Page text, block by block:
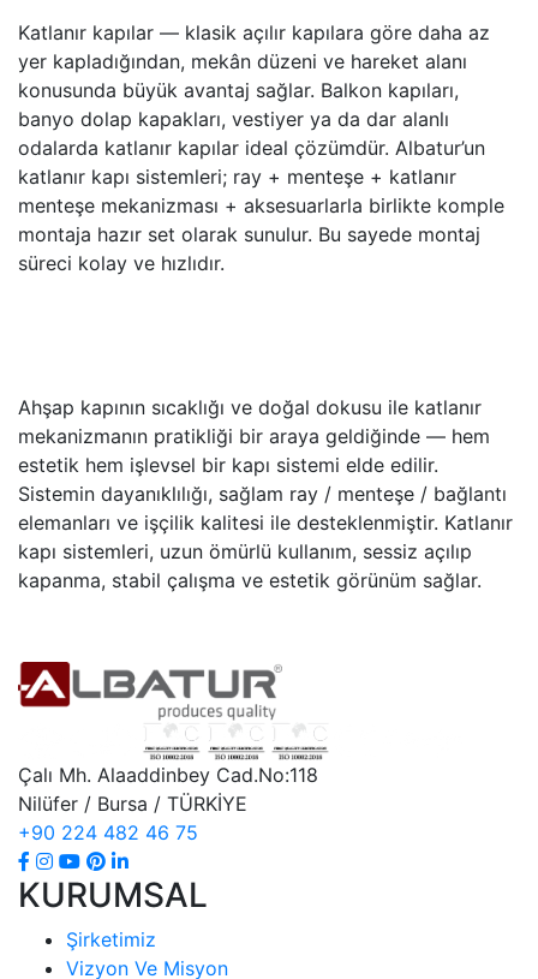
Katlanır kapılar — klasik açılır kapılara göre daha az
yer kapladığından, mekân düzeni ve hareket alanı
konusunda büyük avantaj sağlar. Balkon kapıları,
banyo dolap kapakları, vestiyer ya da dar alanlı
odalarda katlanır kapılar ideal çözümdür. Albatur’un
katlanır kapı sistemleri; ray + menteşe + katlanır
menteşe mekanizması + aksesuarlarla birlikte komple
montaja hazır set olarak sunulur. Bu sayede montaj
süreci kolay ve hızlıdır.
Ahşap kapının sıcaklığı ve doğal dokusu ile katlanır
mekanizmanın pratikliği bir araya geldiğinde — hem
estetik hem işlevsel bir kapı sistemi elde edilir.
Sistemin dayanıklılığı, sağlam ray / menteşe / bağlantı
elemanları ve işçilik kalitesi ile desteklenmiştir. Katlanır
kapı sistemleri, uzun ömürlü kullanım, sessiz açılıp
kapanma, stabil çalışma ve estetik görünüm sağlar.
Çalı Mh. Alaaddinbey Cad.No:118
Nilüfer / Bursa / TÜRKİYE
+90 224 482 46 75
KURUMSAL
Şirketimiz
Vizyon Ve Misyon